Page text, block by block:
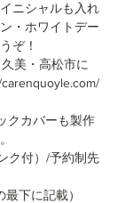
ニシャルも入れ
・ホワイトデー
ぞ！
美・高松市に
クカバーも製作
ク付）/予約制先
最下に記載）